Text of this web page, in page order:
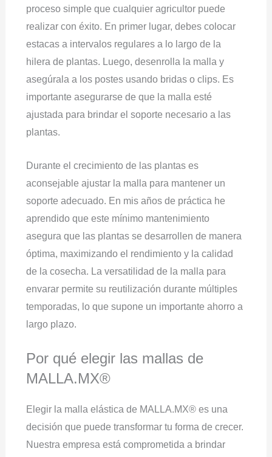
proceso simple que cualquier agricultor puede
realizar con éxito. En primer lugar, debes colocar
estacas a intervalos regulares a lo largo de la
hilera de plantas. Luego, desenrolla la malla y
asegúrala a los postes usando bridas o clips. Es
importante asegurarse de que la malla esté
ajustada para brindar el soporte necesario a las
plantas.
Durante el crecimiento de las plantas es
aconsejable ajustar la malla para mantener un
soporte adecuado. En mis años de práctica he
aprendido que este mínimo mantenimiento
asegura que las plantas se desarrollen de manera
óptima, maximizando el rendimiento y la calidad
de la cosecha. La versatilidad de la malla para
envarar permite su reutilización durante múltiples
temporadas, lo que supone un importante ahorro a
largo plazo.
Por qué elegir las mallas de
MALLA.MX®
Elegir la malla elástica de MALLA.MX® es una
decisión que puede transformar tu forma de crecer.
Nuestra empresa está comprometida a brindar